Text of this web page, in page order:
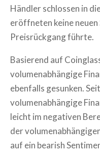
Händler schlossen in
eröffneten keine
Preisrückgang führte.
Basierend auf
volumenabhängige
ebenfalls gesunken.
volumenabhängige
leicht im negativen
der
auf ein bearish